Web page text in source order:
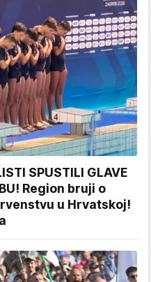
SPUSTILI GLAVE
Region bruji o
u Hrvatskoj!